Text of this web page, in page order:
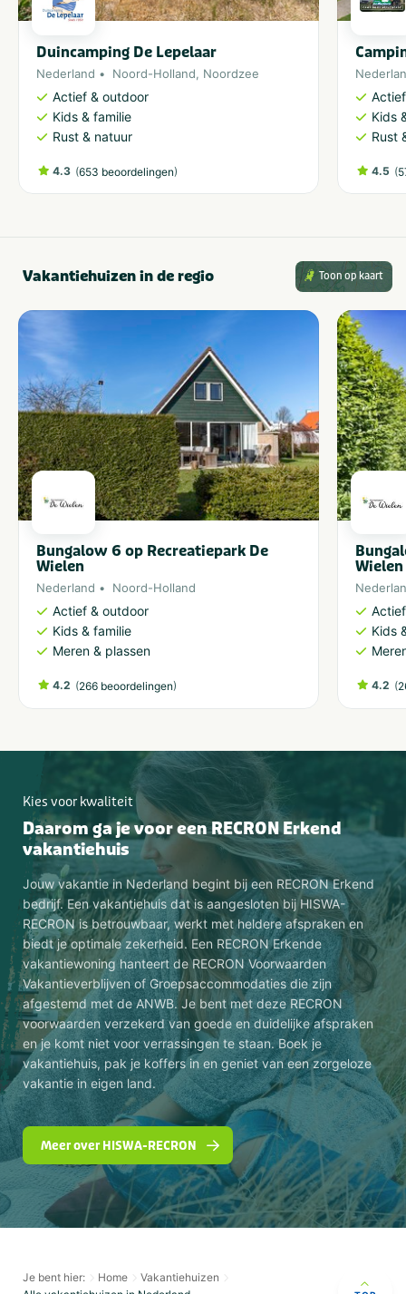
Duincamping De Lepelaar
Nederland Noord-Holland, Noordzee
Actief & outdoor
Kids & familie
Rust & natuur
4.3 (653 beoordelingen)
Kids
Rust
4.5 (
Vakantiehuizen in de regio Toon op kaart
Bungalow 6 op Recreatiepark De
Wielen
Nederland Noord-Holland
Actief & outdoor
Kids & familie
Meren & plassen
4.2 (266 beoordelingen)
Wielen
Kids
4.2 (
Kies voor kwaliteit
Daarom ga je voor een RECRON Erkend
vakantiehuis
Jouw vakantie in Nederland begint bij een RECRON Erkend
bedrijf. Een vakantiehuis dat is aangesloten bij HISWA-
RECRON is betrouwbaar, werkt met heldere afspraken en
biedt je optimale zekerheid. Een RECRON Erkende
vakantiewoning hanteert de RECRON Voorwaarden
Vakantieverblijven of Groepsaccommodaties die zijn
afgestemd met de ANWB. Je bent met deze RECRON
voorwaarden verzekerd van goede en duidelijke afspraken
en je komt niet voor verrassingen te staan. Boek je
vakantiehuis, pak je koffers in en geniet van een zorgeloze
vakantie in eigen land.
Meer over HISWA-RECRON
Je bent hier: Home
Vakantiehuizen